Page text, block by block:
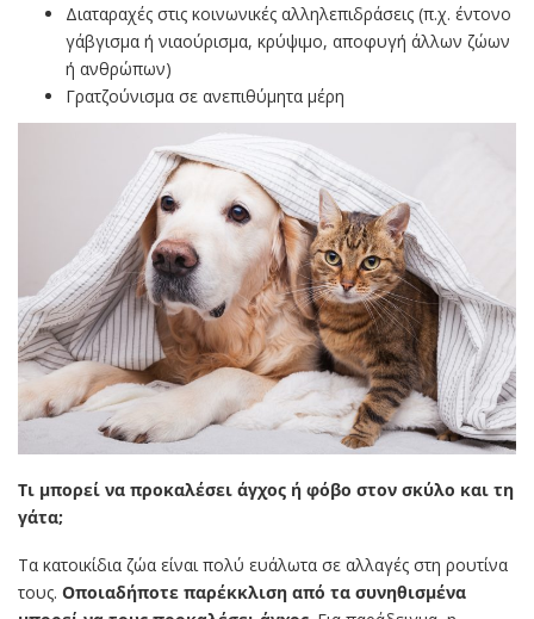
Διαταραχές στις κοινωνικές αλληλεπιδράσεις (π.χ. έντονο
γάβγισμα ή νιαούρισμα, κρύψιμο, αποφυγή άλλων ζώων
ή ανθρώπων)
Γρατζούνισμα σε ανεπιθύμητα μέρη
Τι μπορεί να προκαλέσει άγχος ή φόβο στον σκύλο και τη
γάτα;
Τα κατοικίδια ζώα είναι πολύ ευάλωτα σε αλλαγές στη ρουτίνα
τους. Οποιαδήποτε παρέκκλιση από τα συνηθισμένα